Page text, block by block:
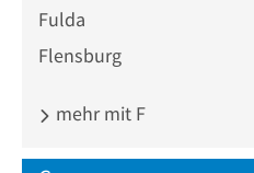
Fulda
Flensburg
mehr mit F